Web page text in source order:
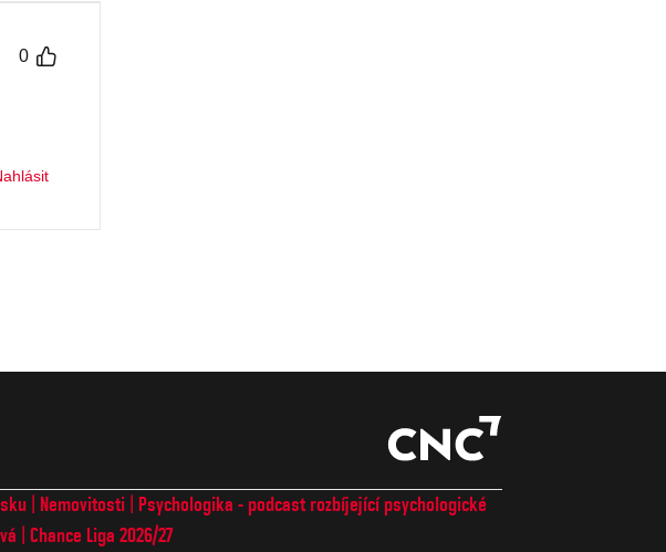
0
Nemovitosti
Psychologika - podcast rozbíjející psychologické
Chance Liga 2026/27